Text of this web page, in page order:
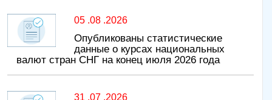
05 .08 .2026
Опубликованы статистические
данные о курсах национальных
валют стран СНГ на конец июля 2026 года
31 .07 .2026